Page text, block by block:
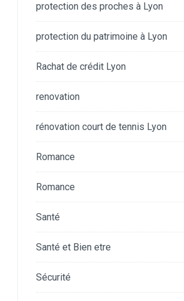
protection des proches à Lyon
protection du patrimoine à Lyon
Rachat de crédit Lyon
renovation
rénovation court de tennis Lyon
Romance
Romance
Santé
Santé et Bien etre
Sécurité